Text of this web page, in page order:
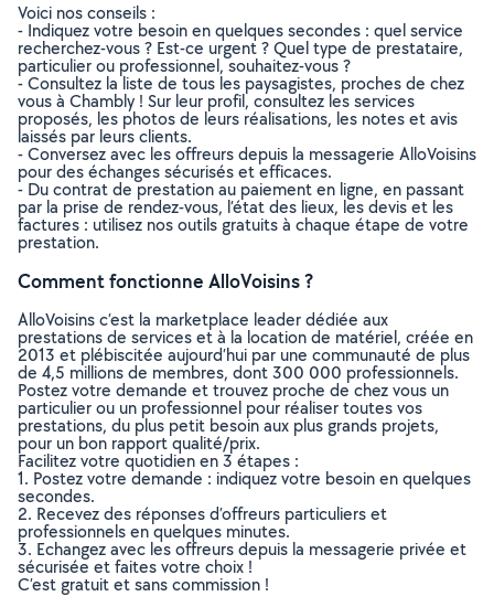
Voici nos conseils :
- Indiquez votre besoin en quelques secondes : quel service
recherchez-vous ? Est-ce urgent ? Quel type de prestataire,
particulier ou professionnel, souhaitez-vous ?
- Consultez la liste de tous les paysagistes, proches de chez
vous à Chambly ! Sur leur profil, consultez les services
proposés, les photos de leurs réalisations, les notes et avis
laissés par leurs clients.
- Conversez avec les offreurs depuis la messagerie AlloVoisins
pour des échanges sécurisés et efficaces.
- Du contrat de prestation au paiement en ligne, en passant
par la prise de rendez-vous, l’état des lieux, les devis et les
factures : utilisez nos outils gratuits à chaque étape de votre
prestation.
Comment fonctionne AlloVoisins ?
AlloVoisins c’est la marketplace leader dédiée aux
prestations de services et à la location de matériel, créée en
2013 et plébiscitée aujourd’hui par une communauté de plus
de 4,5 millions de membres, dont 300 000 professionnels.
Postez votre demande et trouvez proche de chez vous un
particulier ou un professionnel pour réaliser toutes vos
prestations, du plus petit besoin aux plus grands projets,
pour un bon rapport qualité/prix.
Facilitez votre quotidien en 3 étapes :
1. Postez votre demande : indiquez votre besoin en quelques
secondes.
2. Recevez des réponses d’offreurs particuliers et
professionnels en quelques minutes.
3. Echangez avec les offreurs depuis la messagerie privée et
sécurisée et faites votre choix !
C’est gratuit et sans commission !